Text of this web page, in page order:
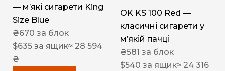
— м’які сигарети King
Size Blue
₴670 за блок
$635 за ящик≈ 28 594
₴
OK KS 100 Red —
класичні сигарети у
м’якій пачці
₴581 за блок
$540 за ящик≈ 24 316